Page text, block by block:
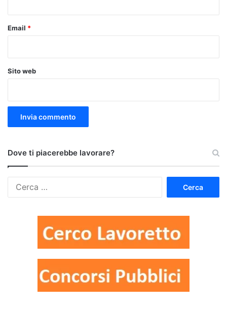
Email *
Sito web
Dove ti piacerebbe lavorare?